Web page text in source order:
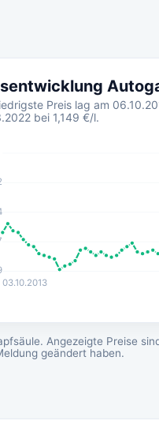
Preis lag am
bei 1,149 €/l.
03.10.2013
Angezeigte Preise
geändert haben.